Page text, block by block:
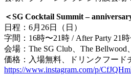
＜SG Cocktail Summit –
日程：6月26日（日）
字間：16時〜21時 / After Party 21
会場：The SG Club、The
価格：入場無料、ドリンクフード
https://www.instagram.com/p/